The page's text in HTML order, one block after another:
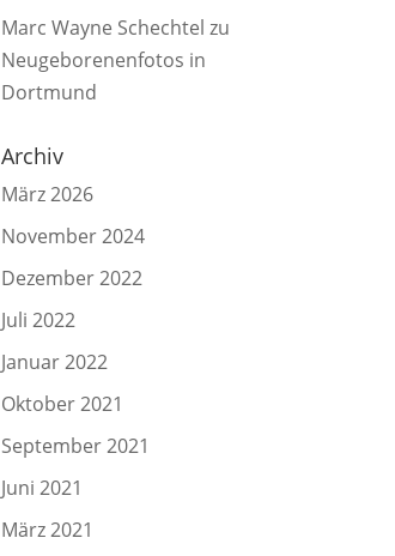
Marc Wayne Schechtel zu
Neugeborenenfotos in
Dortmund
Archiv
März 2026
November 2024
Dezember 2022
Juli 2022
Januar 2022
Oktober 2021
September 2021
Juni 2021
März 2021